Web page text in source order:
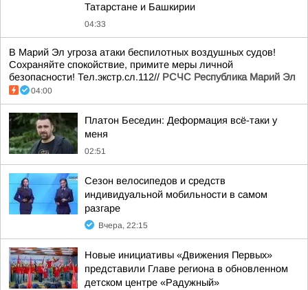
Татарстане и Башкирии
04:33
В Марий Эл угроза атаки беспилотных воздушных судов!
Сохраняйте спокойствие, примите меры личной
безопасности! Тел.экстр.сл.112// РСЧС Республика Марий Эл
04:00
Платон Беседин: Деформация всё-таки у
меня
02:51
Сезон велосипедов и средств
индивидуальной мобильности в самом
разгаре
Вчера, 22:15
Новые инициативы «Движения Первых»
представили Главе региона в обновленном
детском центре «Радужный»